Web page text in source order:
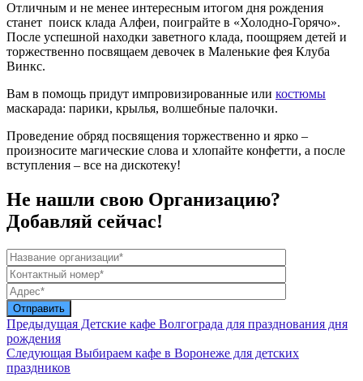
Отличным и не менее интересным итогом дня рождения
станет поиск клада Алфеи, поиграйте в «Холодно-Горячо».
После успешной находки заветного клада, поощряем детей и
торжественно посвящаем девочек в Маленькие фея Клуба
Винкс.
Вам в помощь придут импровизированные или костюмы
маскарада: парики, крылья, волшебные палочки.
Проведение обряд посвящения торжественно и ярко –
произносите магические слова и хлопайте конфетти, а после
вступления – все на дискотеку!
Не нашли свою Организацию?
Добавляй сейчас!
Предыдущая Детские кафе Волгограда для празднования дня
рождения
Следующая Выбираем кафе в Воронеже для детских
праздников